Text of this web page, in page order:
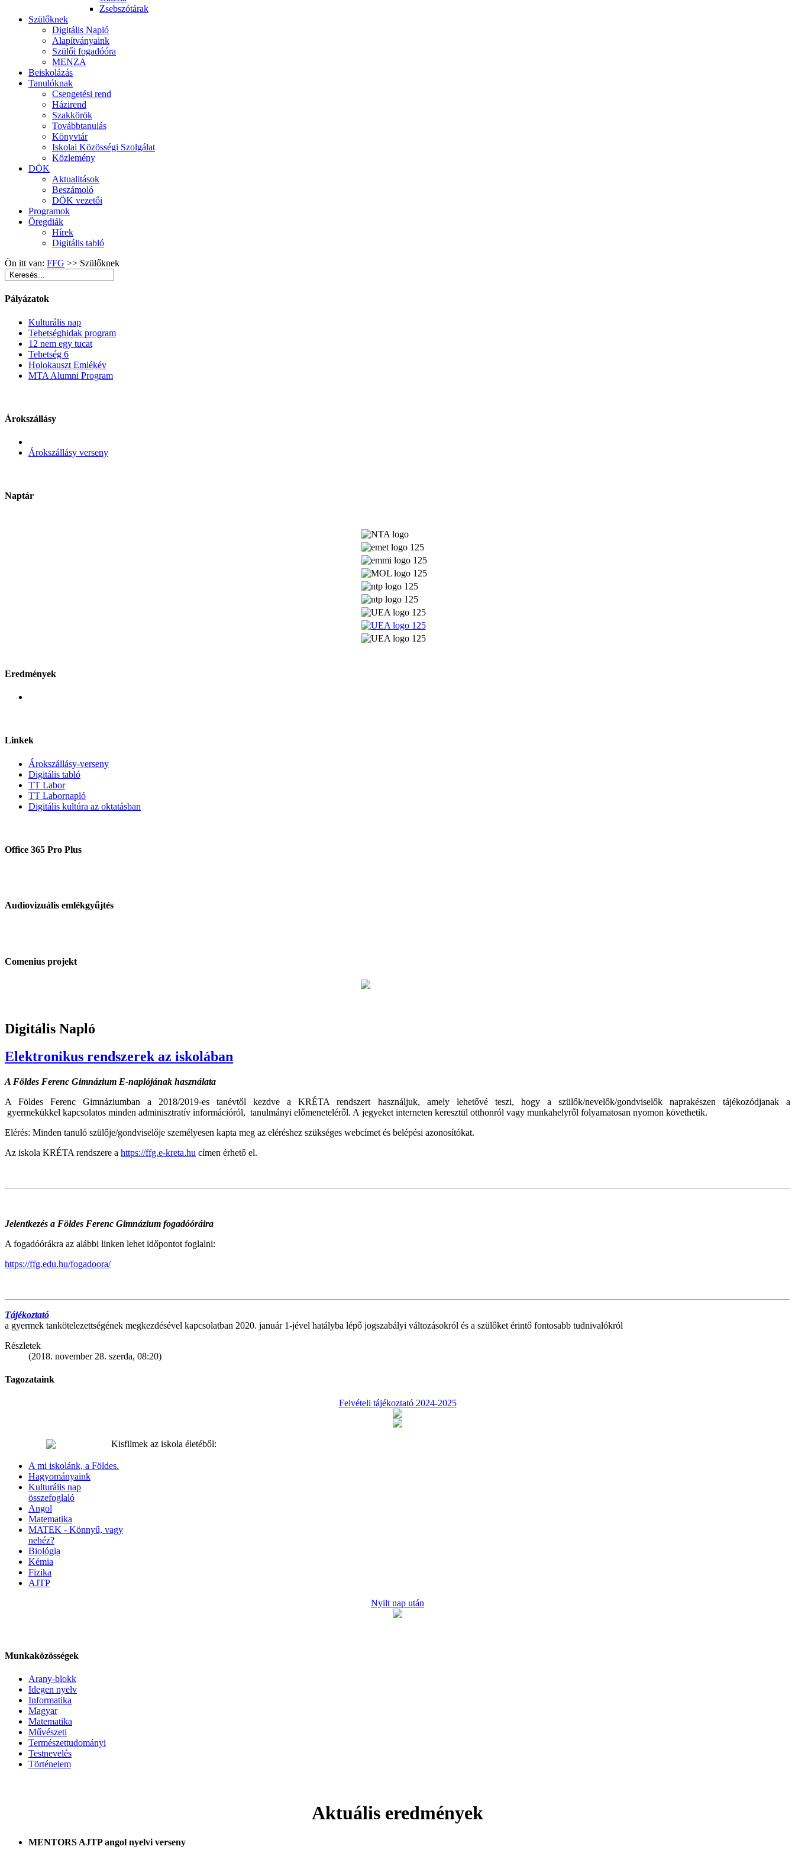
Zsebszótárak
Szülőknek
Digitális Napló
Alapítványaink
Szülői fogadóóra
MENZA
Beiskolázás
Tanulóknak
Csengetési rend
Házirend
Szakkörök
Továbbtanulás
Könyvtár
Iskolai Közösségi Szolgálat
Közlemény
DÖK
Aktualitások
Beszámoló
DÖK vezetői
Programok
Öregdiák
Hírek
Digitális tabló
Ön itt van: FFG >> Szülőknek
Pályázatok
Kulturális nap
Tehetséghidak program
12 nem egy tucat
Tehetség 6
Holokauszt Emlékév
MTA Alumni Program
Árokszállásy
Árokszállásy verseny
Naptár
Eredmények
Linkek
Árokszállásy-verseny
Digitális tabló
TT Labor
TT Labornapló
Digitális kultúra az oktatásban
Office 365 Pro Plus
Audiovizuális emlékgyűjtés
Comenius projekt
Digitális Napló
Elektronikus rendszerek az iskolában
A Földes Ferenc Gimnázium E-naplójának használata
A Földes Ferenc Gimnáziumban a 2018/2019-es tanévtől kezdve a KRÉTA rendszert használjuk, amely lehetővé teszi, hogy a szülők/nevelők/gondviselők naprakészen tájékozódjanak a
gyermekükkel kapcsolatos minden adminisztratív információról, tanulmányi előmeneteléről. A jegyeket interneten keresztül otthonról vagy munkahelyről folyamatosan nyomon követhetik.
Elérés: Minden tanuló szülője/gondviselője személyesen kapta meg az eléréshez szükséges webcímet és belépési azonosítókat.
Az iskola KRÉTA rendszere a https://ffg.e-kreta.hu címen érhető el.
Jelentkezés a Földes Ferenc Gimnázium fogadóóráira
A fogadóórákra az alábbi linken lehet időpontot foglalni:
https://ffg.edu.hu/fogadoora/
Tájékoztató
a gyermek tankötelezettségének megkezdésével kapcsolatban 2020. január 1-jével hatályba lépő jogszabályi változásokról és a szülőket érintő fontosabb tudnivalókról
Részletek
(2018. november 28. szerda, 08:20)
Tagozataink
Felvételi tájékoztató 2024-2025
Kisfilmek az iskola életéből:
A mi iskolánk, a Földes.
Hagyományaink
Kulturális nap
összefoglaló
Angol
Matematika
MATEK - Könnyű, vagy
nehéz?
Biológia
Kémia
Fizika
AJTP
Nyilt nap után
Munkaközösségek
Arany-blokk
Idegen nyelv
Informatika
Magyar
Matematika
Művészeti
Természettudományi
Testnevelés
Történelem
Aktuális eredmények
MENTORS AJTP angol nyelvi verseny